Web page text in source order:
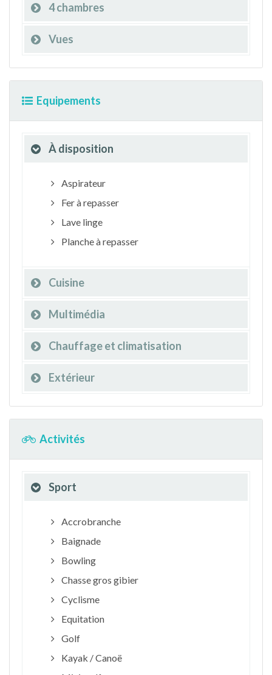
4 chambres
Vues
Equipements
À disposition
Aspirateur
Fer à repasser
Lave linge
Planche à repasser
Cuisine
Multimédia
Chauffage et climatisation
Extérieur
Activités
Sport
Accrobranche
Baignade
Bowling
Chasse gros gibier
Cyclisme
Equitation
Golf
Kayak / Canoë